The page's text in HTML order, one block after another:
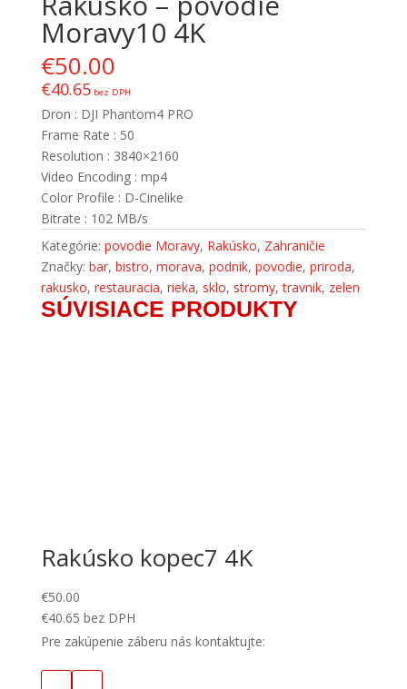
Moravy10 4K
€50.00
€40.65bez DPH
Dron : DJI Phantom4 PRO
Frame Rate : 50
Resolution : 3840×2160
Video Encoding : mp4
Color Profile : D-Cinelike
Bitrate : 102 MB/s
Kategórie: povodie Moravy, Rakúsko, Zahraničie
Značky: bar, bistro, morava, podnik, povodie, priroda,
rakusko, restauracia, rieka, sklo, stromy,travnik, zelen
SÚVISIACE PRODUKTY
Rakúsko kopec7 4K
€50.00
€40.65 bez DPH
Pre zakúpenie záberu nás kontaktujte: